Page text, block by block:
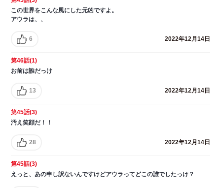
この世界をこんな風にした元凶ですよ。
アウラは、、
6 2022年12月14日
第46話(1)
お前は誰だっけ
13 2022年12月14日
第45話(3)
汚え笑顔だ！！
28 2022年12月14日
第45話(3)
えっと、あの申し訳ないんですけどアウラってどこの誰でしたっけ？